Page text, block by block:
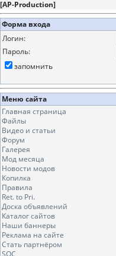
[AP-Production]
Форма входа
Логин:
Пароль:
запомнить
Меню сайта
Главная страница
Файлы
Видео и статьи
Форум
Галерея
Мод месяца
Новости модов
Копилка
Правила
Ret. to Pri.
Доска объявлений
Каталог сайтов
Наши баннеры
Реклама на сайте
Стать партнёром
SOC